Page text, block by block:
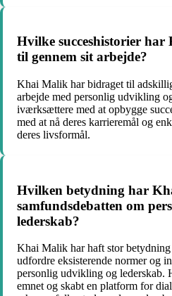
Hvilke succeshistorier
til gennem sit arbejde?
Khai Malik har bidraget til
arbejde med personlig udvikling
iværksættere med at opbygge
med at nå deres karrieremål og
deres livsformål.
Hvilken betydning har
samfundsdebatten om
lederskab?
Khai Malik har haft stor
udfordre eksisterende normer og
personlig udvikling og lederskab.
emnet og skabt en platform for